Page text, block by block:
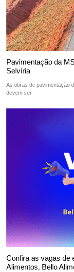
Pavimentação da
Selvíria
As obras de pavimentação
devem ser
Confira as vagas de
Alimentos, Bello